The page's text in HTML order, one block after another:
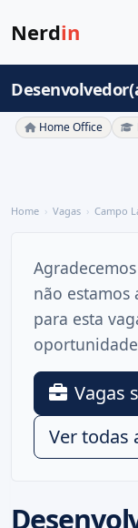
Nerdin
Home Office
Home Vagas Campo
não estamos
para esta
Vagas
Ver todas